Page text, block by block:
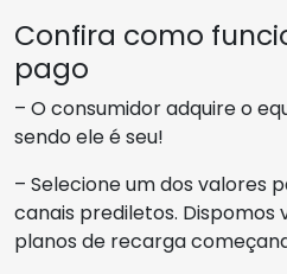
Confira como
pago
– O consumidor adquire o
sendo ele é seu!
– Selecione um dos valores
canais prediletos. Dispomos
planos de recarga